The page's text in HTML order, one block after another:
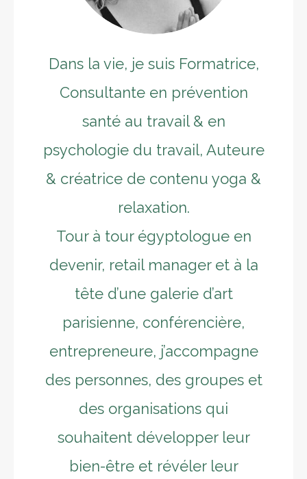
Dans la vie, je suis Formatrice,
Consultante en prévention
santé au travail & en
psychologie du travail, Auteure
& créatrice de contenu yoga &
relaxation.
Tour à tour égyptologue en
devenir, retail manager et à la
tête d’une galerie d’art
parisienne, conférencière,
entrepreneure, j’accompagne
des personnes, des groupes et
des organisations qui
souhaitent développer leur
bien-être et révéler leur